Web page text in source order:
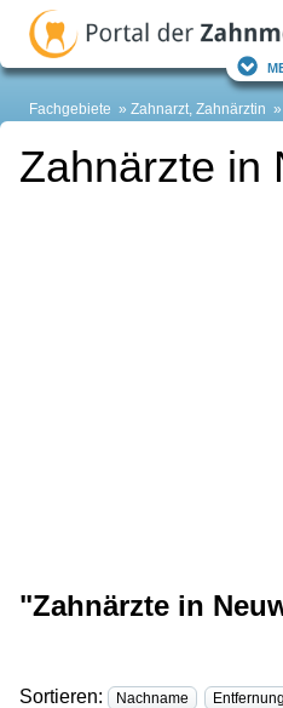
Fachgebiete Zahnarzt, Zahnärztin
Zahnärzte in
"Zahnärzte in
Sortieren: Nachname Entfernung